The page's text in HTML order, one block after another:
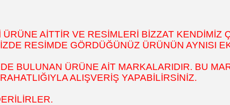
AİTTİR VE RESİMLERİ BİZZAT KENDİMİZ
RESİMDE GÖRDÜĞÜNÜZ ÜRÜNÜN AYNISI
BULUNAN ÜRÜNE AİT MARKALARIDIR. BU
ALIŞVERİŞ YAPABİLİRSİNİZ.